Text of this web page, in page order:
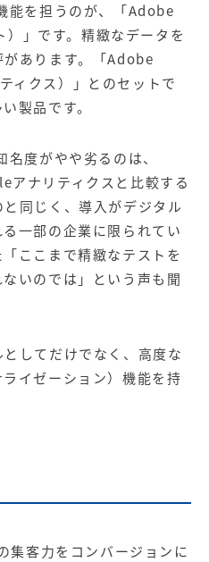
能を担うのが、「Adobe
」です。精緻なデータを
あります。「Adobe
ィクス）」とのセットで
製品です。
度がやや劣るのは、
ナリティクスと比較する
同じく、導入がデジタル
一部の企業に限られてい
ここまで精緻なテストを
いのでは」という声も聞
してだけでなく、高度な
イゼーション）機能を持
集客力をコンバージョンに